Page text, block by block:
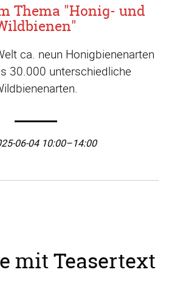
Thema "Honig- und
ca. neun Honigbienenarten
30.000 unterschiedliche
06-04 10:00–14:00
mit Teasertext